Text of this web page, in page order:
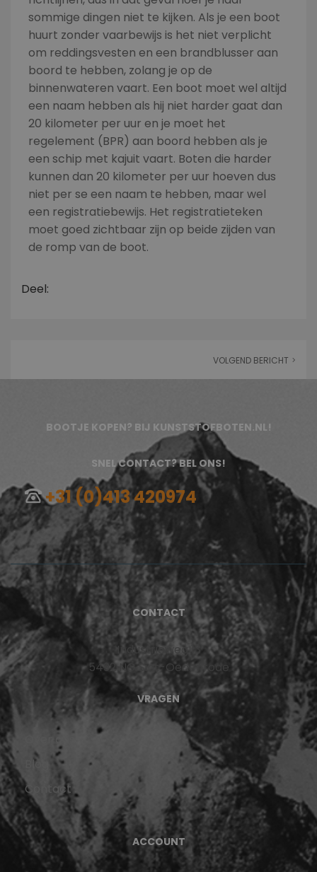
sommige dingen niet te kijken. Als je een boot
huurt zonder vaarbewijs is het niet verplicht
om reddingsvesten en een brandblusser aan
boord te hebben, zolang je op de
binnenwateren vaart. Een boot moet wel altijd
een naam hebben als hij niet harder gaat dan
20 kilometer per uur en je moet het
regelement (BPR) aan boord hebben als je
een schip met kajuit vaart. Boten die harder
kunnen dan 20 kilometer per uur hoeven dus
niet per se een naam te hebben, maar wel
een registratiebewijs. Het registratieteken
moet goed zichtbaar zijn op beide zijden van
de romp van de boot.
Deel:
VOLGEND BERICHT
BOOTJE KOPEN? BIJ KUNSTSTOFBOTEN.NL!
SNEL CONTACT? BEL ONS!
+31 (0)413 420974
CONTACT
Industrieweg 13
5492 NG Sint-Oedenrode
VRAGEN
Blog
Contact
ACCOUNT